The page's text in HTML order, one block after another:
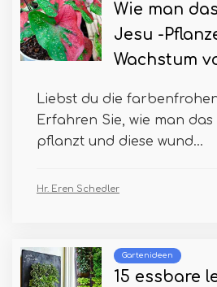
Wie man
Jesu -
Wachstum
Liebst du die
Erfahren Sie, wie man
pflanzt und diese wund...
Hr. Eren Schedler
Gartenideen
15 essbare